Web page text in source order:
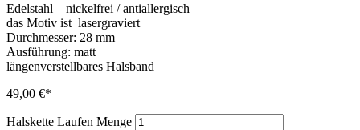
Edelstahl – nickelfrei / antiallergisch
das Motiv ist lasergraviert
Durchmesser: 28 mm
Ausführung: matt
längenverstellbares Halsband
49,00 €
Halskette Laufen Menge